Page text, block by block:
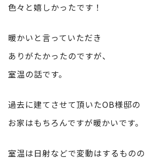
色々と嬉しかったです！
暖かいと言っていただき
ありがたかったのですが、
室温の話です。
過去に建てさせて頂いたOB様邸の
お家はもちろんですが暖かいです。
室温は日射などで変動はするものの